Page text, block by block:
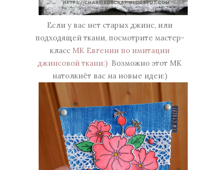
Если у вас нет старых джинс, или
подходящей ткани, посмотрите мастер-
классМК Евгении по имитации
джинсовой ткани:) Возможно этот МК
натолкнёт вас на новые идеи:)